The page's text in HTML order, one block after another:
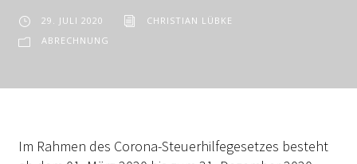
29. JULI 2020
CHRISTIAN LÜBKE
ABRECHNUNG
Im Rahmen des Corona-Steuerhilfegesetzes besteht